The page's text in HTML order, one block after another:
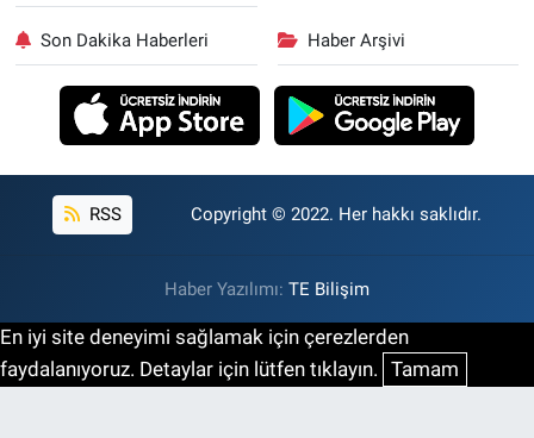
Son Dakika Haberleri Haber Arşivi
RSS Copyright © 2022. Her hakkı saklıdır.
Haber Yazılımı: TE Bilişim
En iyi site deneyimi sağlamak için çerezlerden
faydalanıyoruz. Detaylar için lütfen tıklayın. Tamam